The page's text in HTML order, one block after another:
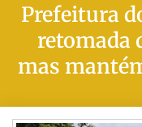
Prefeitura
retomada
mas